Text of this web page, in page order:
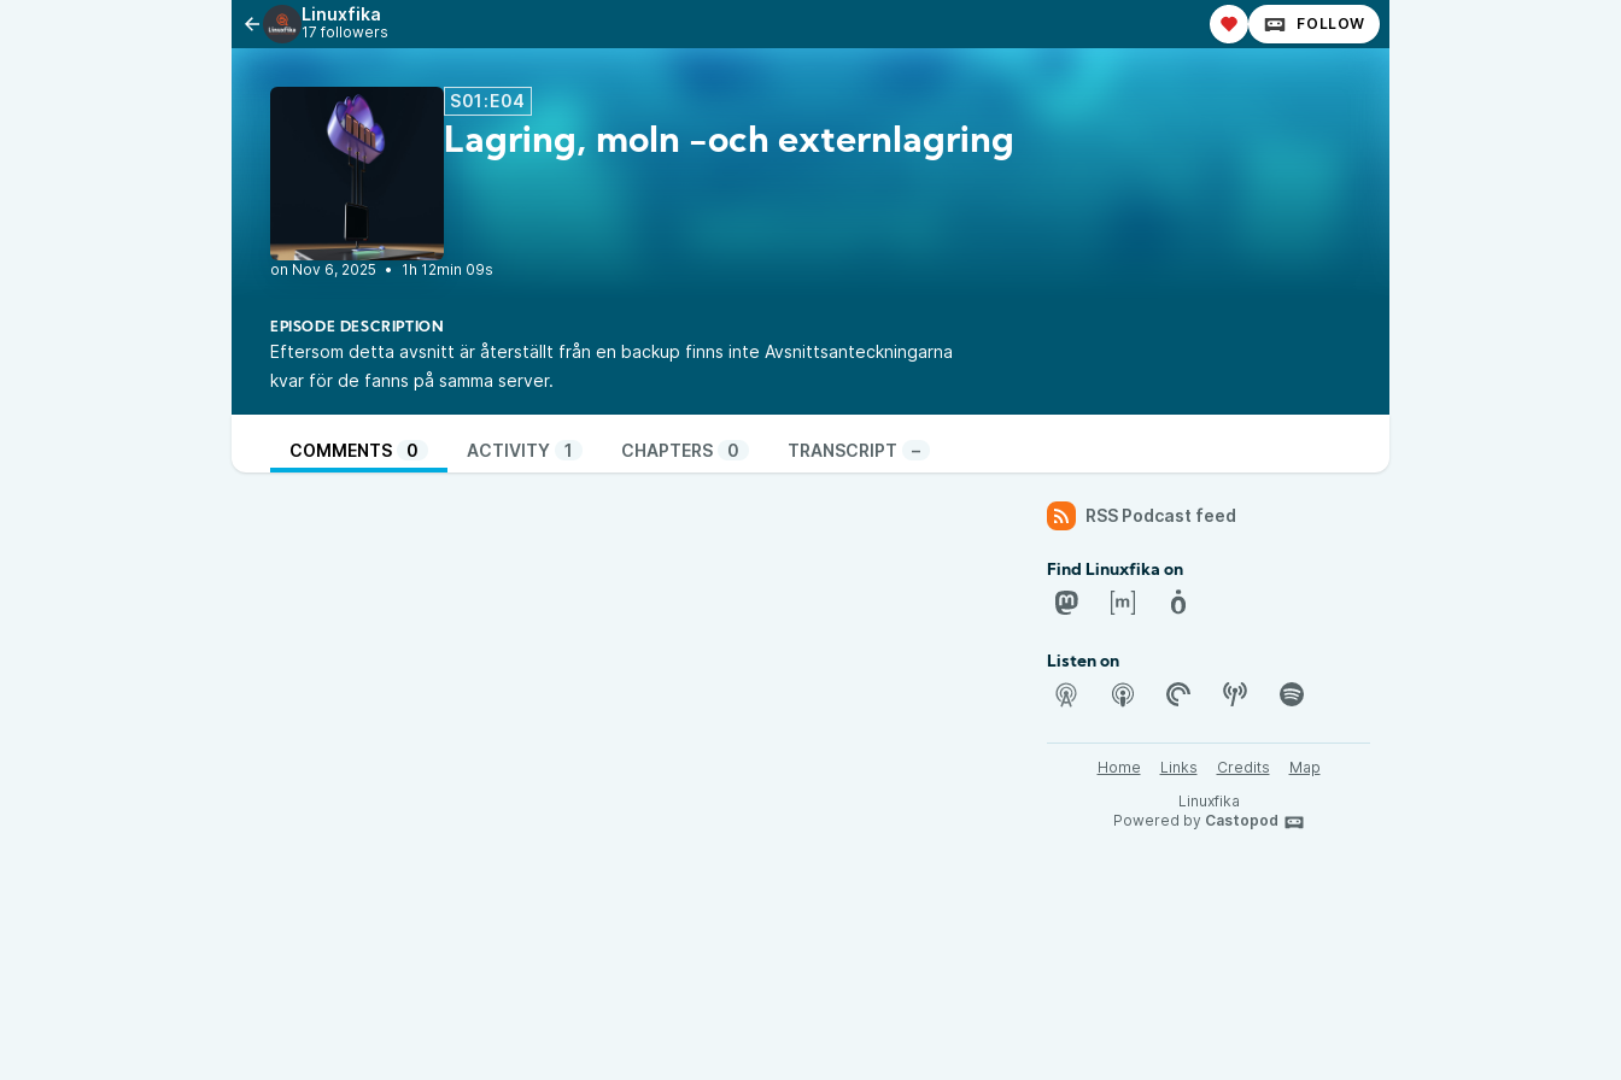
Linuxfika
17 followers FOLLOW
S01:E04
Lagring, moln -och externlagring
• 1h 12min 09s
EPISODE DESCRIPTION
Eftersom detta avsnitt är återställt från en backup finns inte Avsnittsanteckningarna
kvar för de fanns på samma server.
COMMENTS 0 ACTIVITY 1 CHAPTERS 0 TRANSCRIPT –
RSS Podcast feed
Find Linuxfika on
Listen on
Home Links Credits
Map
Linuxfika
Powered by Castopod